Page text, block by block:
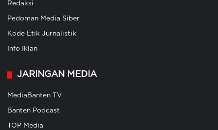
Redaksi
Pedoman Media Siber
Kode Etik Jurnalistik
Info Iklan
JARINGAN MEDIA
MediaBanten TV
Banten Podcast
TOP Media